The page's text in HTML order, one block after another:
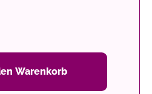
Warenkorb